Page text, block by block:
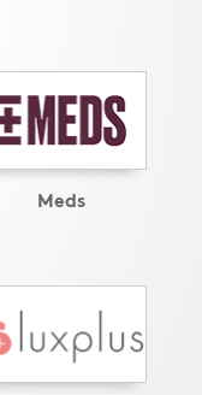
Meds